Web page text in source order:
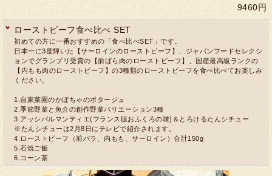
9460円
ローストビーフ食べ比べ SET
初めての方に一番おすすめの「食べ比べSET」です。
日本一に3度輝いた【サーロインのローストビーフ】、ジャパンフードセレクシ
ョンでグランプリ受賞の【前ばら肉のローストビーフ】、国産最高級ランクの
【内もも肉のローストビーフ】の3種類のローストビーフを食べ比べてお楽しみ
ください。
1.自家菜園のかぼちゃのポタージュ
2.季節野菜と魚介の創作野菜バリエーション3種
3.アッシパルマンティエ(フランス版おふくろの味)＆とろけるたんシチュー
※たんシチューは2月8日にテレビで紹介されます。
4.ローストビーフ（前バラ、内もも、サーロイン）合計150g
5.石焼ご飯
6.コーン茶